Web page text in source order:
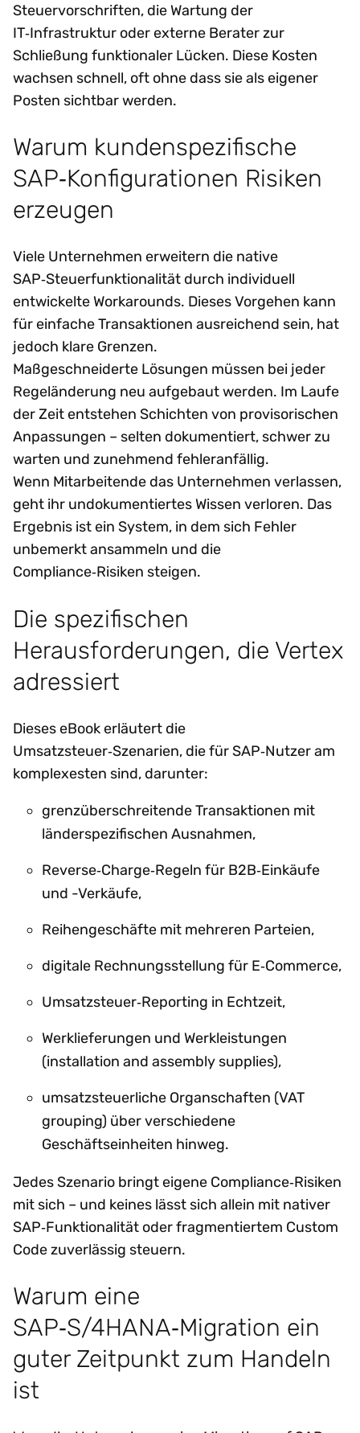
Steuervorschriften, die Wartung der
IT‑Infrastruktur oder externe Berater zur
Schließung funktionaler Lücken. Diese Kosten
wachsen schnell, oft ohne dass sie als eigener
Posten sichtbar werden.
Warum kundenspezifische
SAP‑Konfigurationen Risiken
erzeugen
Viele Unternehmen erweitern die native
SAP‑Steuerfunktionalität durch individuell
entwickelte Workarounds. Dieses Vorgehen kann
für einfache Transaktionen ausreichend sein, hat
jedoch klare Grenzen.
Maßgeschneiderte Lösungen müssen bei jeder
Regeländerung neu aufgebaut werden. Im Laufe
der Zeit entstehen Schichten von provisorischen
Anpassungen – selten dokumentiert, schwer zu
warten und zunehmend fehleranfällig.
Wenn Mitarbeitende das Unternehmen verlassen,
geht ihr undokumentiertes Wissen verloren. Das
Ergebnis ist ein System, in dem sich Fehler
unbemerkt ansammeln und die
Compliance‑Risiken steigen.
Die spezifischen
Herausforderungen, die Vertex
adressiert
Dieses eBook erläutert die
Umsatzsteuer‑Szenarien, die für SAP‑Nutzer am
komplexesten sind, darunter:
grenzüberschreitende Transaktionen mit
länderspezifischen Ausnahmen,
Reverse‑Charge‑Regeln für B2B‑Einkäufe
und -Verkäufe,
Reihengeschäfte mit mehreren Parteien,
digitale Rechnungsstellung für E‑Commerce,
Umsatzsteuer‑Reporting in Echtzeit,
Werklieferungen und Werkleistungen
(installation and assembly supplies),
umsatzsteuerliche Organschaften (VAT
grouping) über verschiedene
Geschäftseinheiten hinweg.
Jedes Szenario bringt eigene Compliance‑Risiken
mit sich – und keines lässt sich allein mit nativer
SAP‑Funktionalität oder fragmentiertem Custom
Code zuverlässig steuern.
Warum eine
SAP‑S/4HANA‑Migration ein
guter Zeitpunkt zum Handeln
ist